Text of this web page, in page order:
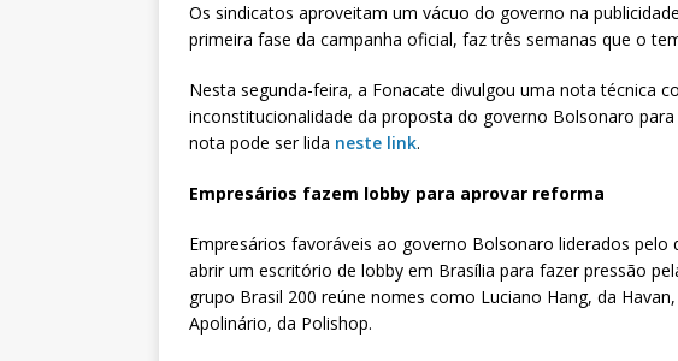
Os sindicatos aproveitam um vácuo do governo na
primeira fase da campanha oficial, faz três semanas que o
Nesta segunda-feira, a Fonacate divulgou uma nota técnica
inconstitucionalidade da proposta do governo Bolsonaro
nota pode ser lida neste link.
Empresários fazem lobby para aprovar reforma
Empresários favoráveis ao governo Bolsonaro liderados pelo
abrir um escritório de lobby em Brasília para fazer pressão
grupo Brasil 200 reúne nomes como Luciano Hang, da
Apolinário, da Polishop.